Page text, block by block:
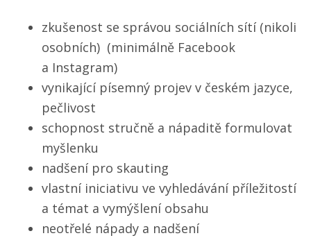
zkušenost se správou sociálních sítí (nikoli
osobních) (minimálně Facebook
a Instagram)
vynikající písemný projev v českém jazyce,
pečlivost
schopnost stručně a nápaditě formulovat
myšlenku
nadšení pro skauting
vlastní iniciativu ve vyhledávání příležitostí
a témat a vymýšlení obsahu
neotřelé nápady a nadšení